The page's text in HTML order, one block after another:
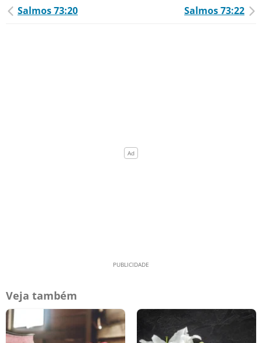
Salmos 73:20 Salmos 73:22
Veja também